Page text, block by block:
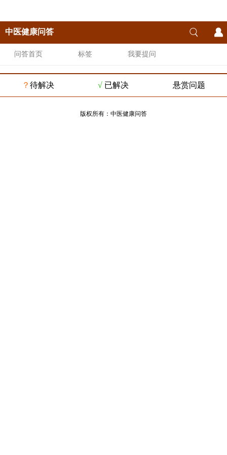
中医健康问答
问答首页 标签 我要提问
？ 待解决 √ 已解决 悬赏问题
版权所有： 中医健康问答